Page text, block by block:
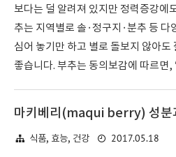
보다는 덜 알려져 있지만 정력증강에
추는 지역별로 솔·정구지·분추 등 다
심어 놓기만 하고 별로 돌보지 않아도
좋습니다. 부추는 동의보감에 따르면,
마키베리(maqui berry) 성분
식품, 효능, 건강 2017.05.18